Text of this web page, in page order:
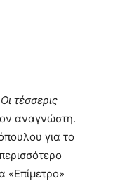
Οι τέσσερις
αναγνώστη.
για το
«Επίμετρο»